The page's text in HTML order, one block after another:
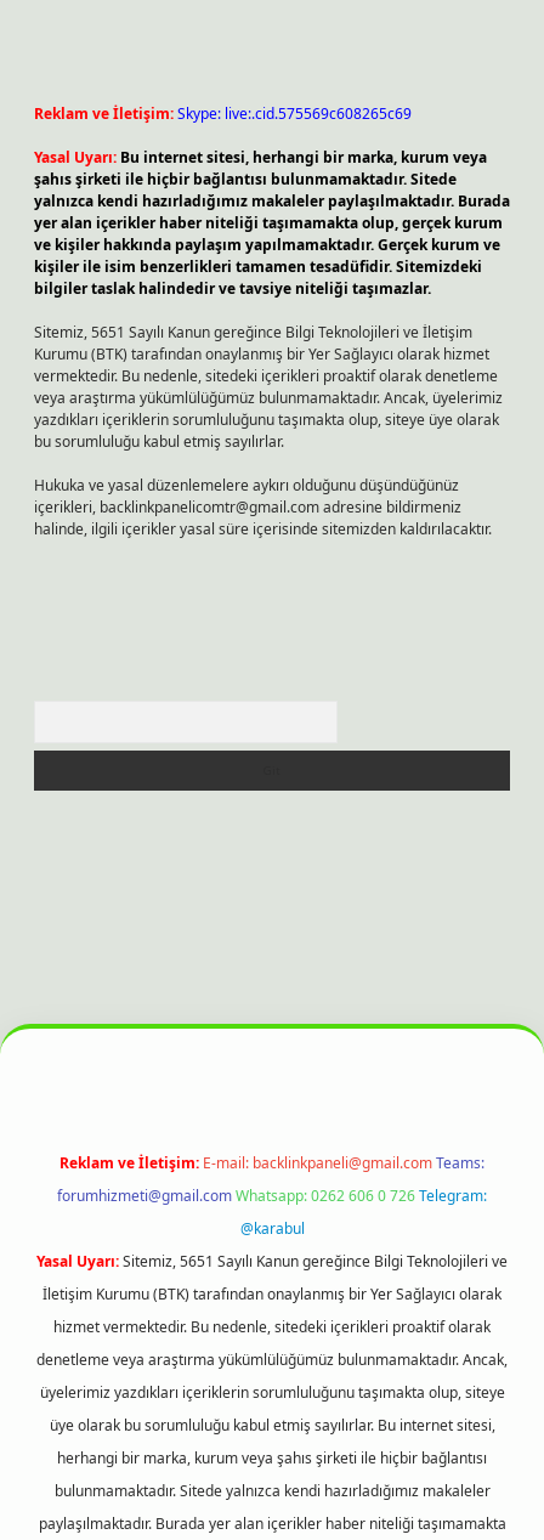
Reklam ve İletişim:Skype: live:.cid.575569c608265c69
Yasal Uyarı: Bu internet sitesi, herhangi bir marka, kurum veya
şahıs şirketi ile hiçbir bağlantısı bulunmamaktadır. Sitede
yalnızca kendi hazırladığımız makaleler paylaşılmaktadır. Burada
yer alan içerikler haber niteliği taşımamakta olup, gerçek kurum
ve kişiler hakkında paylaşım yapılmamaktadır. Gerçek kurum ve
kişiler ile isim benzerlikleri tamamen tesadüfidir. Sitemizdeki
bilgiler taslak halindedir ve tavsiye niteliği taşımazlar.
Sitemiz, 5651 Sayılı Kanun gereğince Bilgi Teknolojileri ve İletişim
Kurumu (BTK) tarafından onaylanmış bir Yer Sağlayıcı olarak hizmet
vermektedir. Bu nedenle, sitedeki içerikleri proaktif olarak denetleme
veya araştırma yükümlülüğümüz bulunmamaktadır. Ancak, üyelerimiz
yazdıkları içeriklerin sorumluluğunu taşımakta olup, siteye üye olarak
bu sorumluluğu kabul etmiş sayılırlar.
Hukuka ve yasal düzenlemelere aykırı olduğunu düşündüğünüz
içerikleri, backlinkpanelicomtr@gmail.comadresine bildirmeniz
halinde, ilgili içerikler yasal süre içerisinde sitemizden kaldırılacaktır.
bahis sitesi
Reklam ve İletişim: E-mail: backlinkpaneli@gmail.comTeams:
forumhizmeti@gmail.comWhatsapp: 0262 606 0 726Telegram:
@karabul
Yasal Uyarı:Sitemiz, 5651 Sayılı Kanun gereğince Bilgi Teknolojileri ve
İletişim Kurumu (BTK) tarafından onaylanmış bir Yer Sağlayıcı olarak
hizmet vermektedir. Bu nedenle, sitedeki içerikleri proaktif olarak
denetleme veya araştırma yükümlülüğümüz bulunmamaktadır. Ancak,
üyelerimiz yazdıkları içeriklerin sorumluluğunu taşımakta olup, siteye
üye olarak bu sorumluluğu kabul etmiş sayılırlar. Bu internet sitesi,
herhangi bir marka, kurum veya şahıs şirketi ile hiçbir bağlantısı
bulunmamaktadır. Sitede yalnızca kendi hazırladığımız makaleler
paylaşılmaktadır. Burada yer alan içerikler haber niteliği taşımamakta